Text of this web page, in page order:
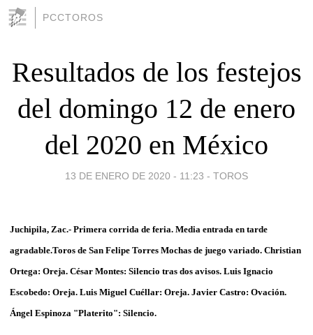
PCCTOROS
Resultados de los festejos
del domingo 12 de enero
del 2020 en México
13 DE ENERO DE 2020 - 11:23 - TOROS
Juchipila, Zac.- Primera corrida de feria. Media entrada en tarde
agradable.Toros de San Felipe Torres Mochas de juego variado. Christian
Ortega: Oreja. César Montes: Silencio tras dos avisos. Luis Ignacio
Escobedo: Oreja. Luis Miguel Cuéllar: Oreja. Javier Castro: Ovación.
Ángel Espinoza "Platerito": Silencio.